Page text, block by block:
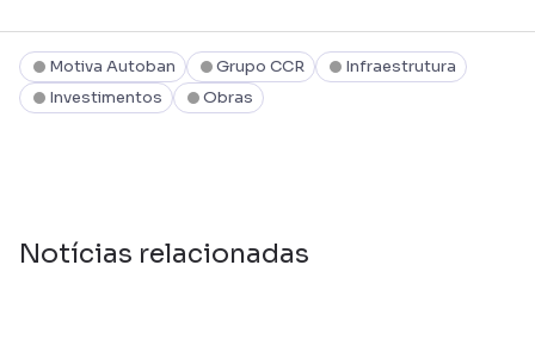
Motiva Autoban Grupo CCR
Infraestrutura
Investimentos
Obras
Notícias relacionadas